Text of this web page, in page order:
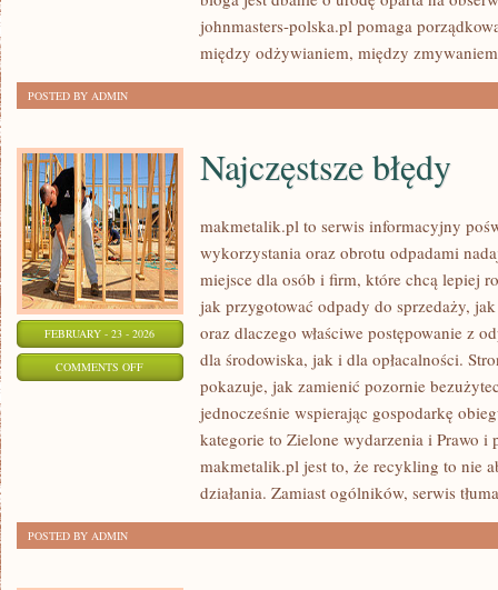
johnmasters-polska.pl pomaga
między odżywianiem, między
POSTED BY ADMIN
FEBRUARY - 23 - 2026
COMMENTS OFFON
NAJCZĘSTSZE
Najczęstsze błędy
makmetalik.pl to serwis informacyjny
wykorzystania oraz obrotu odpadami
miejsce dla osób i firm, które chcą lepiej
jak przygotować odpady do sprzedaży,
oraz dlaczego właściwe postępowanie z
dla środowiska, jak i dla opłacalności.
pokazuje, jak zamienić pozornie
jednocześnie wspierając gospodarkę
kategorie to Zielone wydarzenia i Prawo i
makmetalik.pl jest to, że recykling to nie
działania. Zamiast ogólników, serwis
POSTED BY ADMIN